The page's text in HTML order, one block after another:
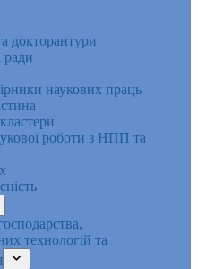
докторантури
ради
наукових праць
роботи з НПП та
технологій та